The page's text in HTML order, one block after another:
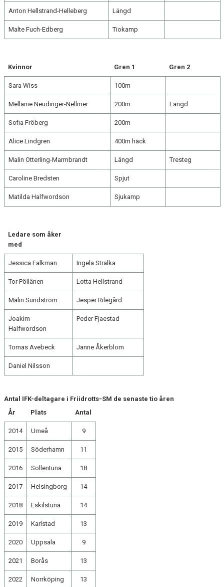
Anton Hellstrand-Helleberg Längd
Malte Fuch-Edberg Tiokamp
Kvinnor Gren 1 Gren 2
Sara Wiss 100m
Mellanie Neudinger-Nellmer 200m Längd
Sofia Fröberg 200m
Alice Lindgren 400m häck
Malin Otterling-Marmbrandt Längd Tresteg
Caroline Bredsten Spjut
Matilda Halfwordson Sjukamp
Ledare som åker
med
Jessica Falkman Ingela Stralka
Tor Pöllänen Lotta Hellstrand
Malin Sundström Jesper Rilegård
Joakim
Halfwordson
Peder Fjaestad
Tomas Avebeck Janne Åkerblom
Daniel Nilsson
Antal IFK-deltagare i Friidrotts-SM de senaste tio åren
År
Plats Antal
2014 Umeå 9
2015 Söderhamn 11
2016 Sollentuna 18
2017 Helsingborg 14
2018 Eskilstuna 14
2019 Karlstad 13
2020 Uppsala 9
2021 Borås 13
2022 Norrköping 13